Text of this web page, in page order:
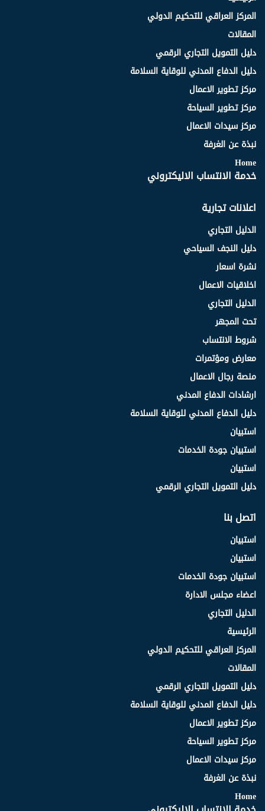
المركز العراقي للتحكيم الدولي
المقالات
دليل التمويل التجاري الرقمي
دليل الدفاع المدني للوقاية السلامة
مركز تطوير الاعمال
مركز تطوير السياحة
مركز سيدات الاعمال
نبذة عن الغرفة
Home
خدمة الانتساب الاليكتروني
اعلانات تجارية
الدليل التجاري
دليل النجف السياحي
نشرة اسعار
اخلاقيات الاعمال
الدليل التجاري
تحت المجهر
شروط الانتساب
معارض ومؤتمرات
منصة رجال الاعمال
ارشادات الدفاع المدني
دليل الدفاع المدني للوقاية السلامة
استبيان
استبيان جودة الخدمات
استبيان
دليل التمويل التجاري الرقمي
اتصل بنا
استبيان
استبيان
استبيان جودة الخدمات
اعضاء مجلس الادارة
الدليل التجاري
الرئيسية
المركز العراقي للتحكيم الدولي
المقالات
دليل التمويل التجاري الرقمي
دليل الدفاع المدني للوقاية السلامة
مركز تطوير الاعمال
مركز تطوير السياحة
مركز سيدات الاعمال
نبذة عن الغرفة
Home